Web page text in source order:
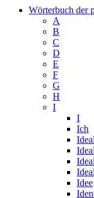
Wörterbuch der
A
B
C
D
E
F
G
H
I
I
Ich
Ideal
Idee